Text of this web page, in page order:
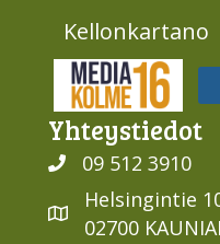
Kellonkartano
Media316
Yhteys­tiedot
09 512 3910
Helsingintie
02700